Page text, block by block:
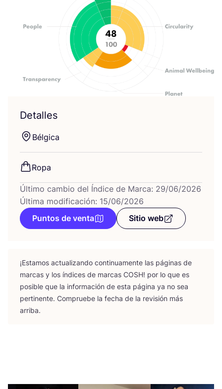
Detalles
Bél­gi­ca
Ropa
Último cambio del Índice de Marca: 29/06/2026
Última modificación: 15/06/2026
Puntos de venta
Sitio web
¡Esta­mos actua­li­zan­do con­ti­nua­men­te las pági­nas de
mar­cas y los índi­ces de mar­cas COSH! por lo que es
posi­ble que la infor­ma­ción de esta pági­na ya no sea
per­ti­nen­te. Com­prue­be la fecha de la revi­sión más
arriba.